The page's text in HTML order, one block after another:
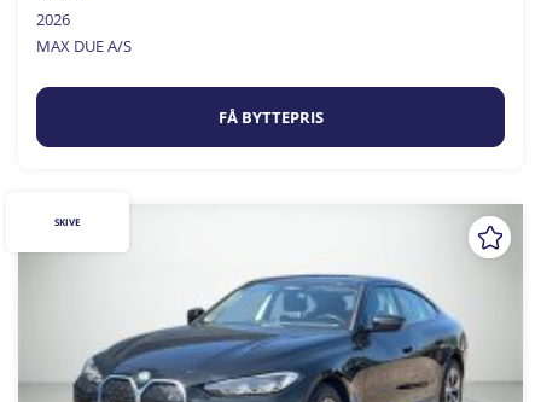
2026
MAX DUE A/S
FÅ BYTTEPRIS
SKIVE